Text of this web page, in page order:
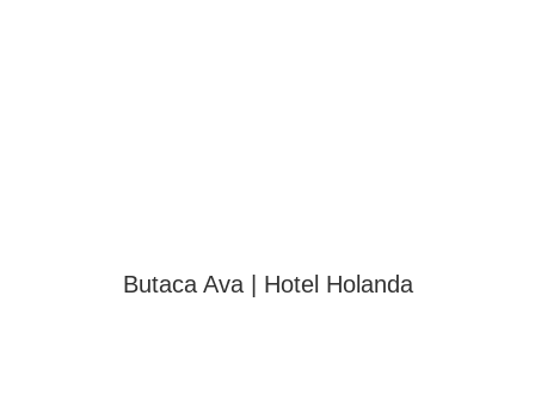
Butaca Ava | Hotel Holanda